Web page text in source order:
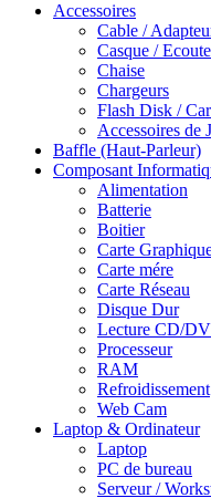
Accessoires
Cable /
Casque /
Chaise
Chargeurs
Flash Disk /
Accessoires de
Baffle (Haut-Parleur)
Composant
Alimentation
Batterie
Boitier
Carte
Carte mére
Carte Réseau
Disque Dur
Lecture CD/
Processeur
RAM
Refroidissement
Web Cam
Laptop & Ordinateur
Laptop
PC de bureau
Serveur /